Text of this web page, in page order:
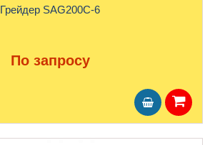
Грейдер SAG200C-6
По запросу